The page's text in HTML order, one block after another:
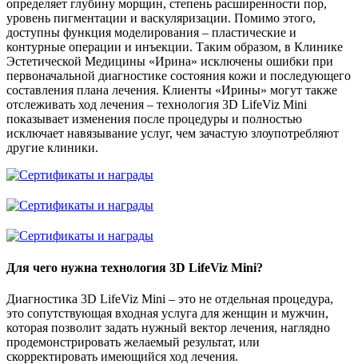
определяет глубину морщин, степень расширенности пор,
уровень пигментации и васкуляризации. Помимо этого,
доступны функция моделирования – пластические и
контурные операции и инъекции. Таким образом, в Клинике
Эстетической Медицины «Ирина» исключены ошибки при
первоначальной диагностике состояния кожи и последующего
составления плана лечения. Клиенты «Ирины» могут также
отслеживать ход лечения – технология 3D LifeViz Mini
показывает изменения после процедуры и полностью
исключает навязывание услуг, чем зачастую злоупотребляют
другие клиники.
Для чего нужна технология 3D LifeViz Mini?
Диагностика 3D LifeViz Mini – это не отдельная процедура,
это сопутствующая входная услуга для женщин и мужчин,
которая позволит задать нужный вектор лечения, наглядно
продемонстрировать желаемый результат, или
скорректировать имеющийся ход лечения.